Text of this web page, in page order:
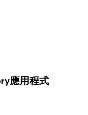
應用程式